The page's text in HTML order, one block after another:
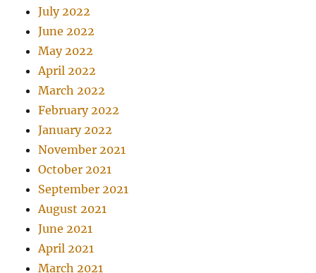
July 2022
June 2022
May 2022
April 2022
March 2022
February 2022
January 2022
November 2021
October 2021
September 2021
August 2021
June 2021
April 2021
March 2021